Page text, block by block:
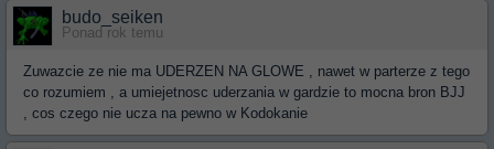
budo_seiken
Ponad rok temu
Zuwazcie ze nie ma UDERZEN NA GLOWE , nawet w parterze z tego
co rozumiem , a umiejetnosc uderzania w gardzie to mocna bron BJJ
, cos czego nie ucza na pewno w Kodokanie